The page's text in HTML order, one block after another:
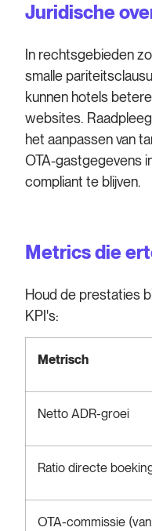
Juridische
In rechtsgebieden
smalle
kunnen hotels
websites.
het aanpassen van
OTA-gastgegevens
compliant te blijven.
Metrics die
Houd de prestaties
KPI's:
Metrisch
Netto ADR-groei
Ratio directe
OTA-commissie